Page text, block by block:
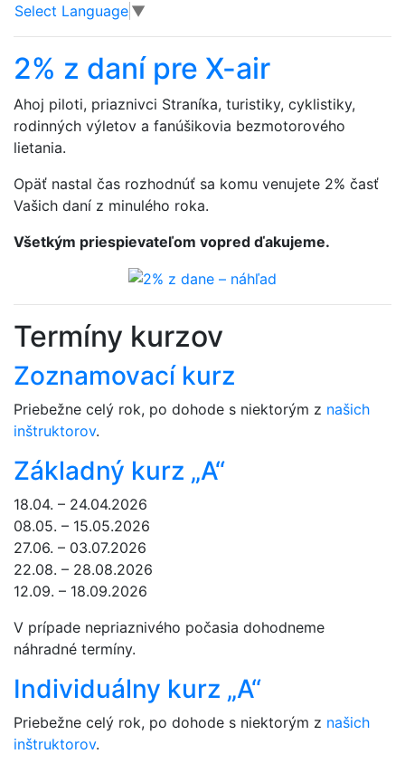
Select Language ▼
2% z daní pre X-air
Ahoj piloti, priaznivci Straníka, turistiky, cyklistiky,
rodinných výletov a fanúšikovia bezmotorového
lietania.
Opäť nastal čas rozhodnúť sa komu venujete 2% časť
Vašich daní z minulého roka.
Všetkým priespievateľom vopred ďakujeme.
Termíny kurzov
Zoznamovací kurz
Priebežne celý rok, po dohode s niektorým z našich
inštruktorov.
Základný kurz „A“
18.04. – 24.04.2026
08.05. – 15.05.2026
27.06. – 03.07.2026
22.08. – 28.08.2026
12.09. – 18.09.2026
V prípade nepriaznivého počasia dohodneme
náhradné termíny.
Individuálny kurz „A“
Priebežne celý rok, po dohode s niektorým z našich
inštruktorov.